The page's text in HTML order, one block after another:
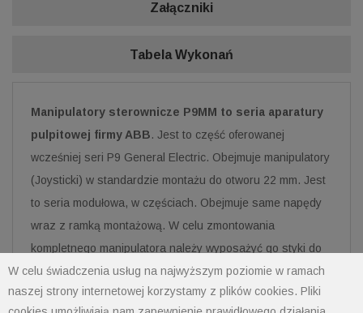
W celu świadczenia usług na najwyższym poziomie w ramach
naszej strony internetowej korzystamy z plików cookies. Pliki
Załączniki
Tabela Wykonań
Manipulatory sterownicze P9MM to seria aparatury
pulpitowej firmy ABB. Jest to część oferowanej
wcześniej seri P9 General Electric. Obejmuje manipulatory
(Joysticki) w standardzie montażu do otworu 22 mm. Jest
to seria modułowa, w częściach. Obejmuje same napędy
wraz z ramką montażową. W celu zmontowania
kompletnego manipulatora należy wyposażyć go styki do
serii P9 (P9B10VN dla 2-pozycyjnych i P9B11VN dla 4-
pozycyjnych). Seria P9MM firmy ABB to seria o wysokich